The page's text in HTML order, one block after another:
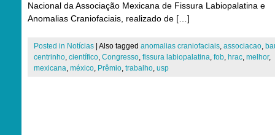
Nacional da Associação Mexicana de Fissura Labiopalatina e
Anomalias Craniofaciais, realizado de […]
Posted in Notícias Also tagged anomalias craniofaciais, associacao,
centrinho, científico, Congresso, fissura labiopalatina, fob, hrac, melhor,
mexicana, méxico, Prêmio, trabalho, usp